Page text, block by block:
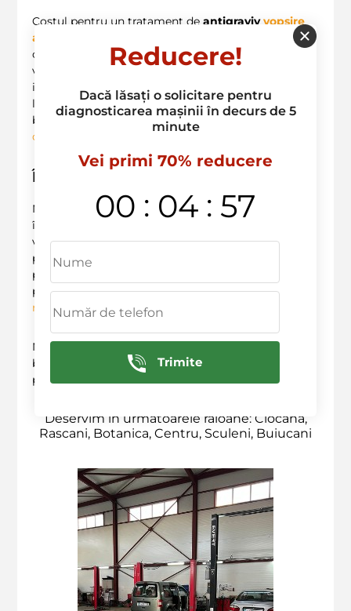
Costul pentru un tratament de antigraviyvopsire
auto
este variabil și depinde de mai mulți factori,
cum ar fi dimensiunea vehiculului și tipul de
vopsire. Dar merită să iei în considerare că această
investiție îți va aduce
economii pe termen lung
loc să cheltui bani pe reparații costisitoare ,te
poți
bucura de unvehiculîngrijit și de oexperiență de
condus
Îndemn la acțiune
Nu aștepta ca problema să apară! Investește acum
în
vehiculul. Contactează-nela+ 373 603 36 236
pentru a discuta despre opțiunile disponibile și
pentru a face o programare. Echipa noastră de
profesioniști este gata să te ajute să ai parte de
mai bune servicii!
Nu uita, o mașină bine întreținută nu doar că arată
bine, dar și durează mai mult! Pune-ți vehiculul pe
primul loc, iar noi te vom ajuta să-l protejezi!
Deservim in urmatoarele raioane: Ciocana,
Rascani, Botanica, Centru, Sculeni, Buiucani
Reducere!
Dacă lăsați o solicitare pentru
diagnosticarea mașinii în decurs de 5
minute
Vei primi 70% reducere
00 : 04 : 56
Trimite